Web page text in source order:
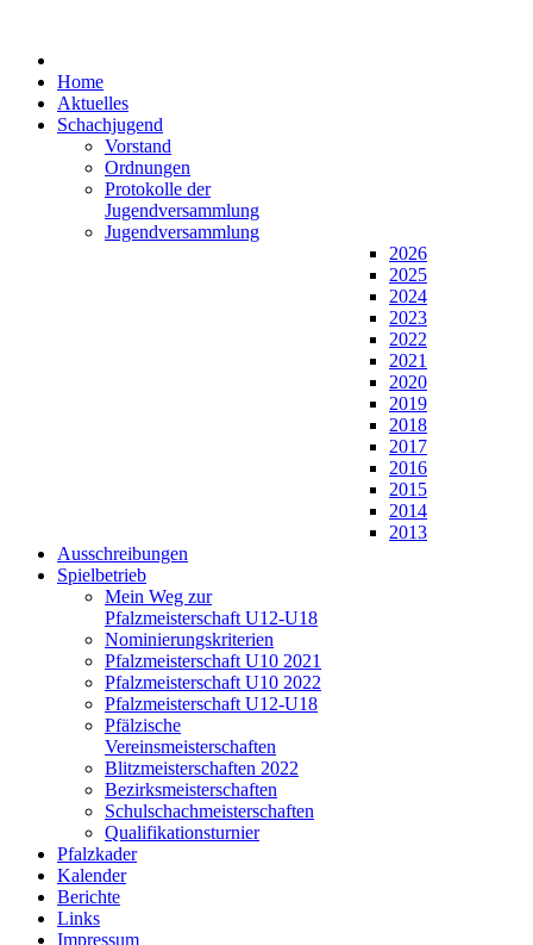
Home
Aktuelles
Schachjugend
Vorstand
Ordnungen
Protokolle der
Jugendversammlung
Jugendversammlung
2026
2025
2024
2023
2022
2021
2020
2019
2018
2017
2016
2015
2014
2013
Ausschreibungen
Spielbetrieb
Mein Weg zur
Pfalzmeisterschaft U12-U18
Nominierungskriterien
Pfalzmeisterschaft U10 2021
Pfalzmeisterschaft U10 2022
Pfalzmeisterschaft U12-U18
Pfälzische
Vereinsmeisterschaften
Blitzmeisterschaften 2022
Bezirksmeisterschaften
Schulschachmeisterschaften
Qualifikationsturnier
Pfalzkader
Kalender
Berichte
Links
Impressum